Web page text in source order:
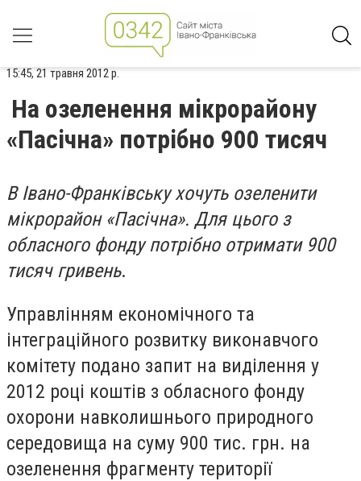
15:45, 21 травня 2012 р.
На озеленення мікрорайону
«Пасічна» потрібно 900 тисяч
В Івано-Франківську хочуть озеленити
мікрорайон «Пасічна». Для цього з
обласного фонду потрібно отримати 900
тисяч гривень.
Управлінням економічного та
інтеграційного розвитку виконавчого
комітету подано запит на виділення у
2012 році коштів з обласного фонду
охорони навколишнього природного
середовища на суму 900 тис. грн. на
озеленення фрагменту території